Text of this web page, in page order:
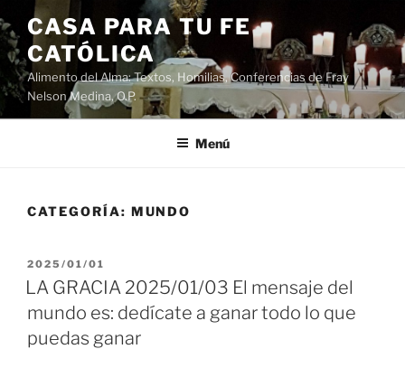
Saltar
al
contenido
CASA PARA TU FE
CATÓLICA
Alimento del Alma: Textos, Homilias, Conferencias de Fray
Nelson Medina, O.P.
Menú
CATEGORÍA: MUNDO
PUBLICADO
EL
2025/01/01
LA GRACIA 2025/01/03 El mensaje del
mundo es: dedícate a ganar todo lo que
puedas ganar